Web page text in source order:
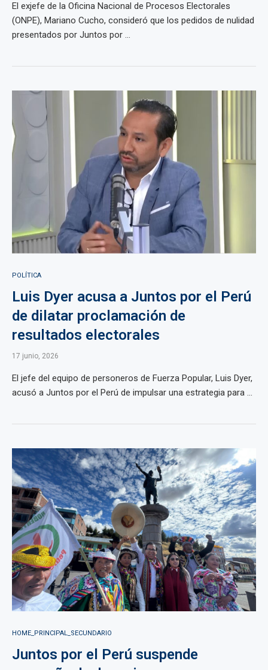
El exjefe de la Oficina Nacional de Procesos Electorales
(ONPE), Mariano Cucho, consideró que los pedidos de nulidad
presentados por Juntos por ...
POLÍTICA
Luis Dyer acusa a Juntos por el Perú
de dilatar proclamación de
resultados electorales
17 junio, 2026
El jefe del equipo de personeros de Fuerza Popular, Luis Dyer,
acusó a Juntos por el Perú de impulsar una estrategia para ...
HOME_PRINCIPAL_SECUNDARIO
Juntos por el Perú suspende